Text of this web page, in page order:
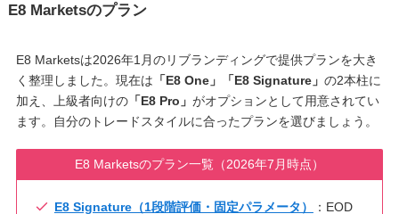
E8 Marketsのプラン
E8 Marketsは2026年1月のリブランディングで提供プランを大き
く整理しました。現在は 「E8 One」「E8 Signature」 の2本柱に
加え、上級者向けの「E8 Pro」 がオプションとして用意されてい
ます。自分のトレードスタイルに合ったプランを選びましょう。
E8 Marketsのプラン一覧（2026年7月時点）
E8 Signature（1段階評価・固定パラメータ）
：EOD